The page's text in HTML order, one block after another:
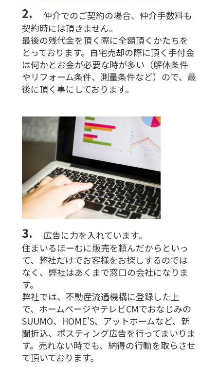
2.
仲介でのご契約の場合、仲介手数料も
契約時には頂きません。
最後の残代金を頂く際に全額頂くかたちを
とっております。自宅売却の際に頂く手付金
は何かとお金が必要な時が多い（解体条件
やリフォーム条件、測量条件など）ので、最
後に頂く事にしております。
3.
広告に力を入れています。
住まいるほーむに販売を頼んだからといっ
て、弊社だけでお客様をお探しするのでは
なく、弊社はあくまで窓口の会社になりま
す。
弊社では、不動産流通機構に登録した上
で、ホームページやテレビCMでおなじみの
SUUMO、HOME'S、アットホームなど、新
聞折込、ポスティング広告を行ってまいりま
す。売れない時でも、納得の行動を取らさせ
て頂いております。